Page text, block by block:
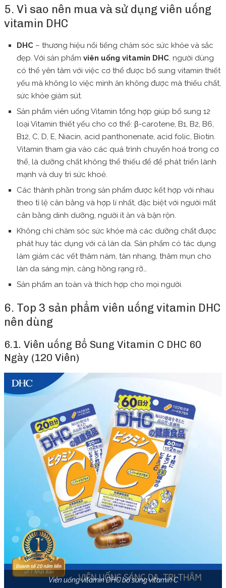
5. Vì sao nên mua và sử dụng viên uống
vitamin DHC
DHC – thương hiệu nổi tiếng chăm sóc sức khỏe và sắc
đẹp. Với sản phẩm viên uống vitamin DHC , người dùng
có thể yên tâm với việc cơ thể được bổ sung vitamin thiết
yếu mà không lo việc mình ăn không được mà thiếu chất,
sức khỏe giảm sút.
Sản phẩm viên uống Vitamin tổng hợp giúp bổ sung 12
loại Vitamin thiết yếu cho cơ thể: β-carotene, B1, B2, B6,
B12, C, D, E, Niacin, acid panthonenate, acid folic, Biotin.
Vitamin tham gia vào các quá trình chuyển hoá trong cơ
thể, là dưỡng chất không thể thiếu để để phát triển lành
mạnh và duy trì sức khoẻ.
Các thành phần trong sản phẩm được kết hợp với nhau
theo tỉ lệ cân bằng và hợp lí nhất, đặc biệt với người mất
cân bằng dinh dưỡng, người ít ăn và bận rộn.
Không chỉ chăm sóc sức khỏe mà các dưỡng chất được
phát huy tác dụng với cả làn da. Sản phẩm có tác dụng
làm giảm các vết thâm nám, tàn nhang, thâm mụn cho
làn da sáng mịn, căng hồng rạng rỡ…
Sản phẩm an toàn và thích hợp cho mọi người.
6. Top 3 sản phẩm viên uống vitamin DHC
nên dùng
6.1. Viên uống Bổ Sung Vitamin C DHC 60
Ngày (120 Viên)
Viên uống vitamin DHC bổ sung vitamin C